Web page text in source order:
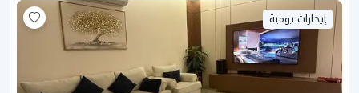
إيجارات يومية